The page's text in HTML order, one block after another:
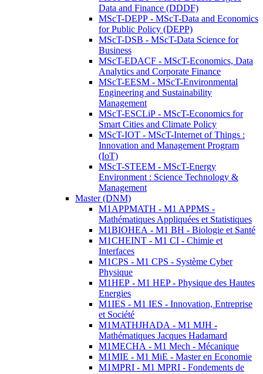
Data and Finance (DDDF)
MScT-DEPP - MScT-Data and Economics
for Public Policy (DEPP)
MScT-DSB - MScT-Data Science for
Business
MScT-EDACF - MScT-Economics, Data
Analytics and Corporate Finance
MScT-EESM - MScT-Environmental
Engineering and Sustainability
Management
MScT-ESCLiP - MScT-Economics for
Smart Cities and Climate Policy
MScT-IOT - MScT-Internet of Things :
Innovation and Management Program
(IoT)
MScT-STEEM - MScT-Energy
Environment : Science Technology &
Management
Master (DNM)
M1APPMATH - M1 APPMS -
Mathématiques Appliquées et Statistiques
M1BIOHEA - M1 BH - Biologie et Santé
M1CHEINT - M1 CI - Chimie et
Interfaces
M1CPS - M1 CPS - Système Cyber
Physique
M1HEP - M1 HEP - Physique des Hautes
Energies
M1IES - M1 IES - Innovation, Entreprise
et Société
M1MATHJHADA - M1 MJH -
Mathématiques Jacques Hadamard
M1MECHA - M1 Mech - Mécanique
M1MIE - M1 MiE - Master en Economie
M1MPRI - M1 MPRI - Fondements de